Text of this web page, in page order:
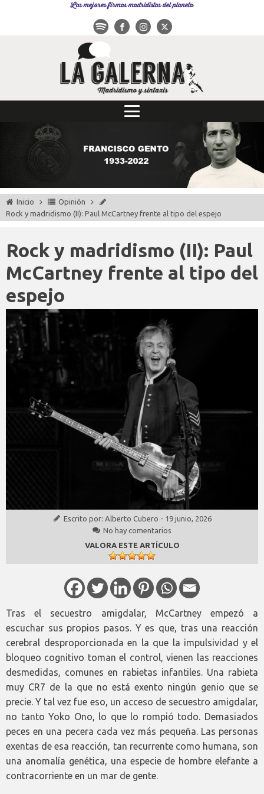
Las mejores firmas madridistas del planeta
Inicio
Opinión
Rock y madridismo (II): Paul McCartney frente al tipo del espejo
Rock y madridismo (II): Paul
McCartney frente al tipo del
espejo
Escrito por: Alberto Cubero - 19 junio, 2026
No hay comentarios
VALORA ESTE ARTÍCULO
Tras el secuestro amigdalar, McCartney empezó a
escuchar sus propios pasos. Y es que, tras una reacción
cerebral desproporcionada en la que la impulsividad y el
bloqueo cognitivo toman el control, vienen las reacciones
desmedidas, comunes en rabietas infantiles. Una rabieta
muy CR7 de la que no está exento ningún genio que se
precie. Y tal vez fue eso, un acceso de secuestro amigdalar,
no tanto Yoko Ono, lo que lo rompió todo. Demasiados
peces en una pecera cada vez más pequeña. Las personas
exentas de esa reacción, tan recurrente como humana, son
una anomalía genética, una especie de hombre elefante a
contracorriente en un mar de gente.